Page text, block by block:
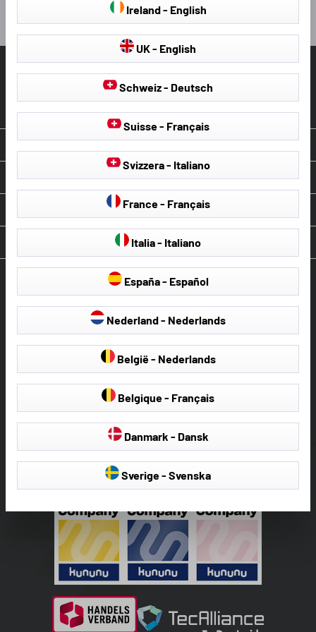
HJÄLP & SUPPORT
Återkalla kontrakt
OM WALSER
VÅR SERVICE
BETALNING & FRAKT
Ireland - English
UK - English
Schweiz - Deutsch
Suisse - Français
Svizzera - Italiano
France - Français
Italia - Italiano
España - Español
Nederland - Nederlands
België - Nederlands
Belgique - Français
Danmark - Dansk
Sverige - Svenska